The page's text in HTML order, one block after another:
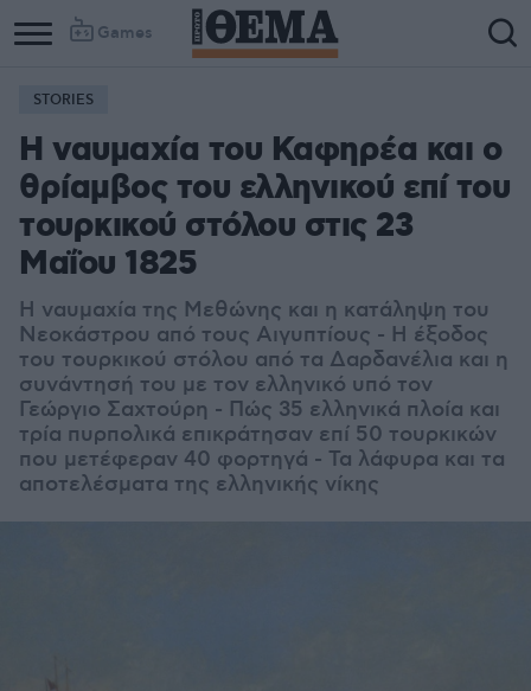
Games
STORIES
Η ναυμαχία του Καφηρέα και ο
θρίαμβος του ελληνικού επί του
τουρκικού στόλου στις 23
Μαΐου 1825
Η ναυμαχία της Μεθώνης και η κατάληψη του
Νεοκάστρου από τους Αιγυπτίους - Η έξοδος
του τουρκικού στόλου από τα Δαρδανέλια και η
συνάντησή του με τον ελληνικό υπό τον
Γεώργιο Σαχτούρη - Πώς 35 ελληνικά πλοία και
τρία πυρπολικά επικράτησαν επί 50 τουρκικών
που μετέφεραν 40 φορτηγά - Τα λάφυρα και τα
αποτελέσματα της ελληνικής νίκης